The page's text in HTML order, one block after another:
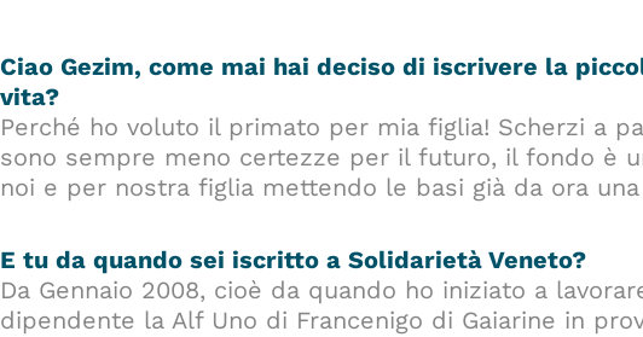
Ciao Gezim, come mai hai deciso di iscrivere la
vita?
Perché ho voluto il primato per mia figlia! Scherzi a
sono sempre meno certezze per il futuro, il fondo è
noi e per nostra figlia mettendo le basi già da ora
E tu da quando sei iscritto a Solidarietà Veneto?
Da Gennaio 2008, cioè da quando ho iniziato a
dipendente la Alf Uno di Francenigo di Gaiarine in